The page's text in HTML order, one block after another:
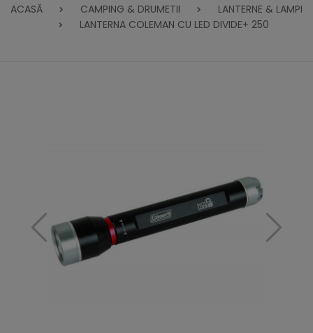
ACASĂ
CAMPING & DRUMETII
LANTERNE & LAMPI
LANTERNA COLEMAN CU LED DIVIDE+ 250